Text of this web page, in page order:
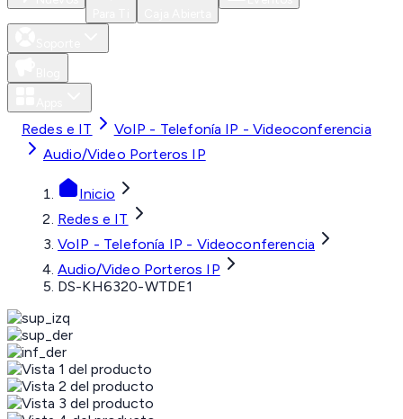
Redes e IT
VoIP - Telefonía IP - Videoconferencia
Audio/Video Porteros IP
Inicio
Redes e IT
VoIP - Telefonía IP - Videoconferencia
Audio/Video Porteros IP
DS-KH6320-WTDE1